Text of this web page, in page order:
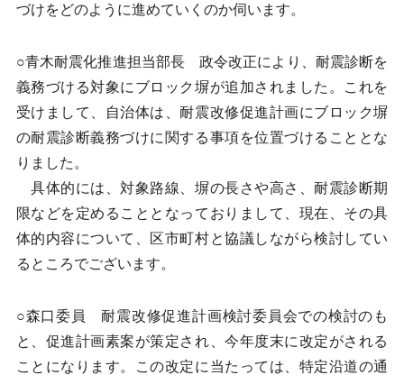
づけをどのように進めていくのか伺います。
○青木耐震化推進担当部長 政令改正により、耐震診断を
義務づける対象にブロック塀が追加されました。これを
受けまして、自治体は、耐震改修促進計画にブロック塀
の耐震診断義務づけに関する事項を位置づけることとな
りました。
具体的には、対象路線、塀の長さや高さ、耐震診断期
限などを定めることとなっておりまして、現在、その具
体的内容について、区市町村と協議しながら検討してい
るところでございます。
○森口委員 耐震改修促進計画検討委員会での検討のも
と、促進計画素案が策定され、今年度末に改定がされる
ことになります。この改定に当たっては、特定沿道の通